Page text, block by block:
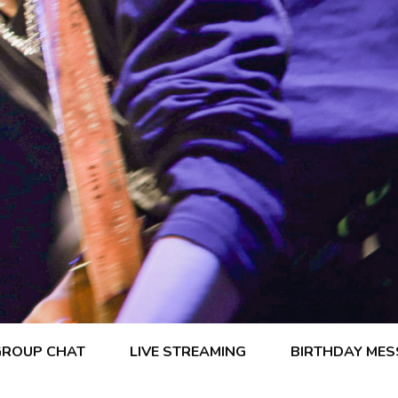
CHAT LIVE STREAMING BIRTHDAY